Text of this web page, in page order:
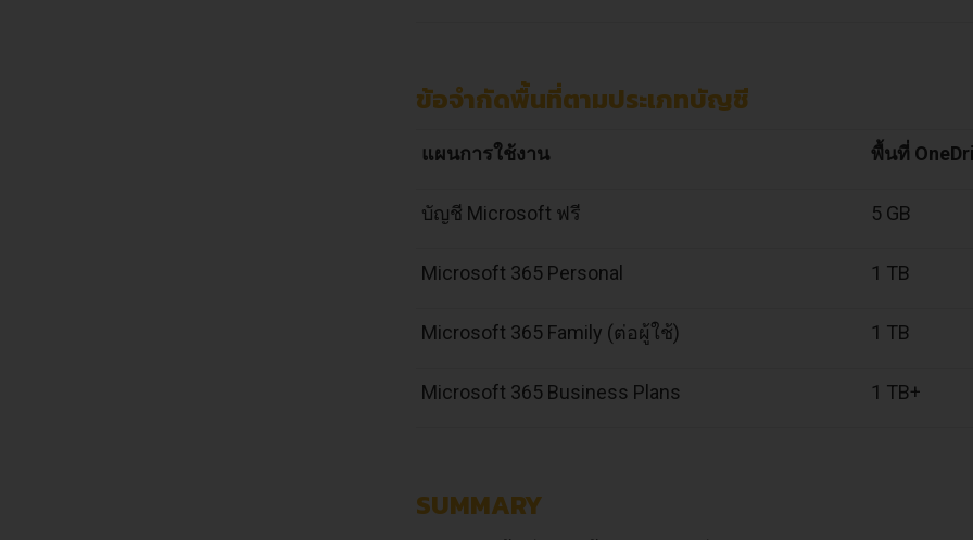
ข้อจำกัดพื้นที่ตามประเภทบัญชี
แผนการใช้งาน พื้นที่
บัญชี Microsoft ฟรี 5 GB
Microsoft 365 Personal 1 TB
Microsoft 365 Family (ต่อผู้ใช้) 1 TB
Microsoft 365 Business Plans 1 TB+
SUMMARY